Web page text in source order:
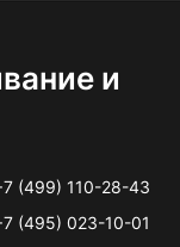
и
(499) 110-28-43
(495) 023-10-01